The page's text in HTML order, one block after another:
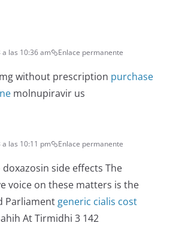
las 10:36 am Enlace permanente
without prescription purchase
molnupiravir us
las 10:11 pm Enlace permanente
side effects The
voice on these matters is the
Parliamentgeneric cialis cost
At Tirmidhi 3 142